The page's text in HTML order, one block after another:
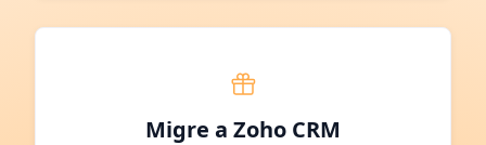
Migre a Zoho CRM